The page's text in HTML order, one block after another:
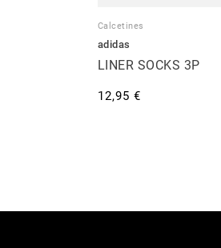
Calcetines
adidas
LINER SOCKS 3P
12,95 €